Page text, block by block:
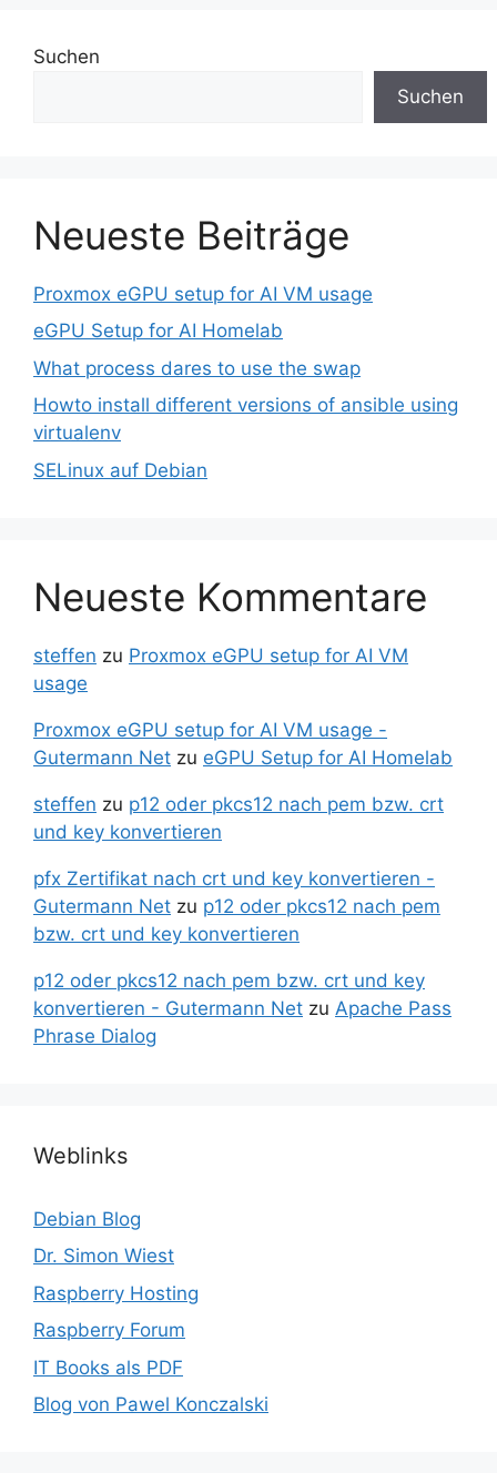
Suchen
Suchen
Neueste Beiträge
Proxmox eGPU setup for AI VM usage
eGPU Setup for AI Homelab
What process dares to use the swap
Howto install different versions of ansible using
virtualenv
SELinux auf Debian
Neueste Kommentare
steffen zu Proxmox eGPU setup for AI VM
usage
Proxmox eGPU setup for AI VM usage -
Gutermann Net zu eGPU Setup for AI Homelab
steffen zu p12 oder pkcs12 nach pem bzw. crt
und key konvertieren
pfx Zertifikat nach crt und key konvertieren -
Gutermann Net zu p12 oder pkcs12 nach pem
bzw. crt und key konvertieren
p12 oder pkcs12 nach pem bzw. crt und key
konvertieren - Gutermann Net zu Apache Pass
Phrase Dialog
Weblinks
Debian Blog
Dr. Simon Wiest
Raspberry Hosting
Raspberry Forum
IT Books als PDF
Blog von Pawel Konczalski